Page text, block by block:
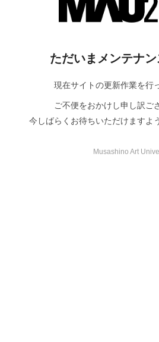
ただいまメンテナン
現在サイトの更新作業を行
ご不便をおかけし申し訳ご
今しばらくお待ちいただけますよ
Musashino Art